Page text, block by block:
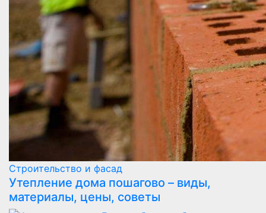
Строительство и фасад
Утепление дома пошагово – виды,
материалы, цены, советы